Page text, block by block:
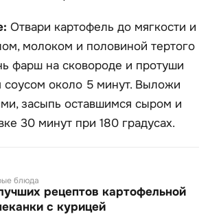
Отвари картофель до мягкости и
молоком и половиной тертого
фарш на сковороде и протуши
соусом около 5 минут. Выложи
засыпь оставшимся сыром и
30 минут при 180 градусах.
блюда
рецептов картофельной
с курицей